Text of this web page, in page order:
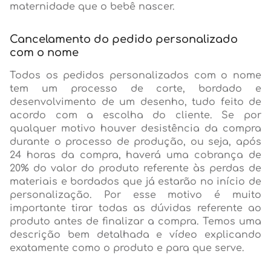
maternidade que o bebê nascer.
Cancelamento do pedido personalizado
com o nome
Todos os pedidos personalizados com o nome
tem um processo de corte, bordado e
desenvolvimento de um desenho, tudo feito de
acordo com a escolha do cliente. Se por
qualquer motivo houver desistência da compra
durante o processo de produção, ou seja, após
24 horas da compra, haverá uma cobrança de
20% do valor do produto referente às perdas de
materiais e bordados que já estarão no início de
personalização. Por esse motivo é muito
importante tirar todas as dúvidas referente ao
produto antes de finalizar a compra. Temos uma
descrição bem detalhada e vídeo explicando
exatamente como o produto e para que serve.